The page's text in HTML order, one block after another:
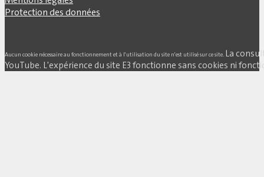
Protection des données
Aucun cookie nécessaire au fonctionnement et à l'utilisation du site n'est utilisé sur ce site. La
YouTube. L'expérience du site E3 fonctionne sans cookies ni